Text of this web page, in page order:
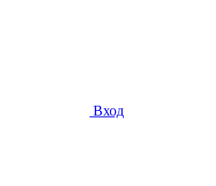
Вход